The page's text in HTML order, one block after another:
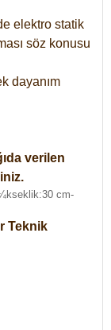
elektro statik
söz konusu
dayanım
verilen
Teknik